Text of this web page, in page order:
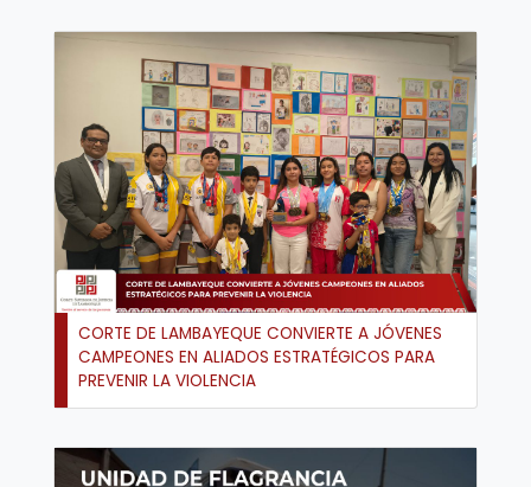
CORTE DE LAMBAYEQUE CONVIERTE A JÓVENES
CAMPEONES EN ALIADOS ESTRATÉGICOS PARA
PREVENIR LA VIOLENCIA